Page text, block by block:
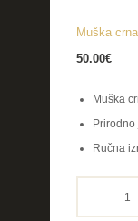
Muška
50.00€
Muška
Ručna